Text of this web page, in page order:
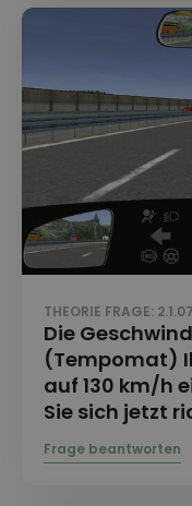
THEORIE FRAGE:
Die
(Tempomat)
auf 130 km/h
Sie sich jetzt